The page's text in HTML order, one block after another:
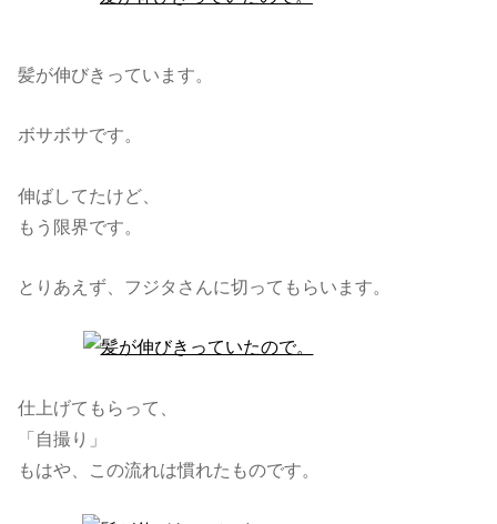
髪が伸びきっています。
ボサボサです。
伸ばしてたけど、
もう限界です。
とりあえず、フジタさんに切ってもらいます。
仕上げてもらって、
「自撮り」
もはや、この流れは慣れたものです。